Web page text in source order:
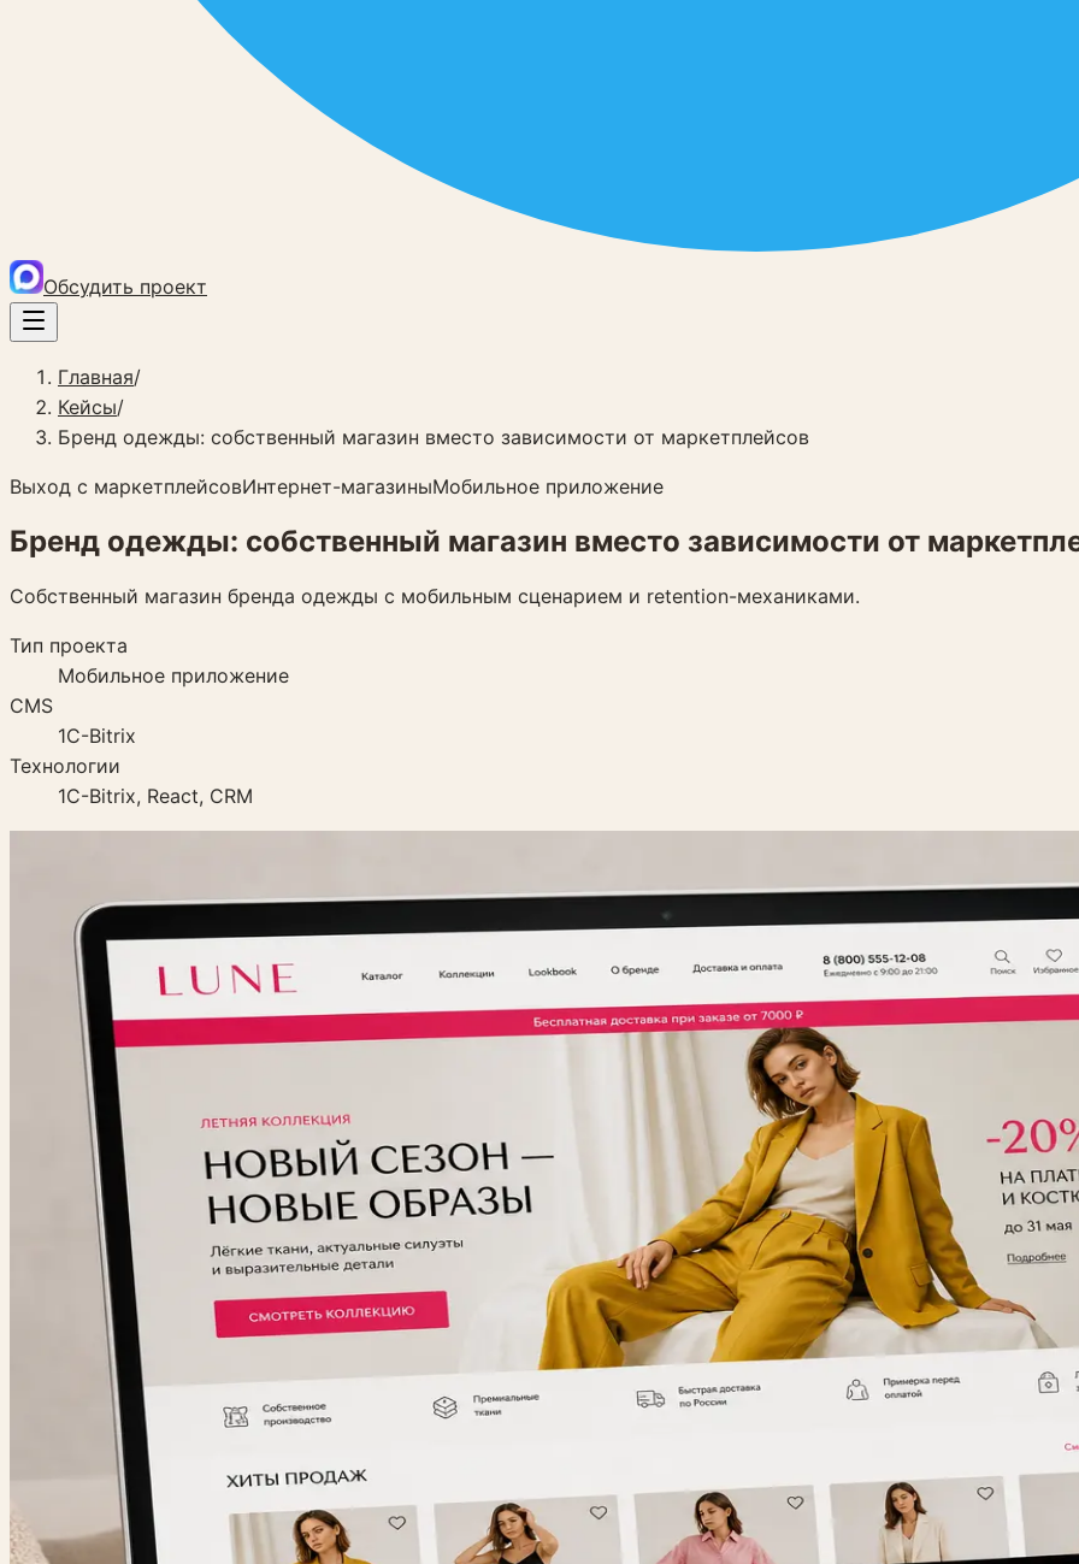
Обсудить проект
Главная/
Кейсы/
Бренд одежды: собственный магазин вместо зависимости от маркетплейсов
Выход с маркетплейсовИнтернет-магазиныМобильное приложение
Бренд одежды: собственный магазин вместо зависимости от
Собственный магазин бренда одежды с мобильным сценарием и retention-механиками.
Тип проекта
Мобильное приложение
CMS
1C-Bitrix
Технологии
1C-Bitrix, React, CRM